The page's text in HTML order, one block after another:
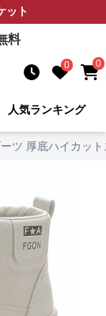
ット
料
0 0
人気ランキング
ツ 厚底ハイカッ